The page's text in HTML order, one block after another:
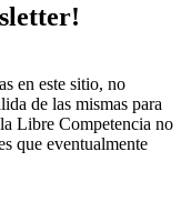
en este sitio, no
de las mismas para
Libre Competencia no
que eventualmente